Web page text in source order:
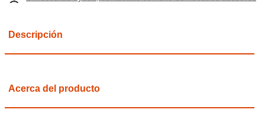
Descripción
Acerca del producto